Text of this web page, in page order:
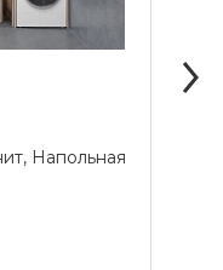
Напольная